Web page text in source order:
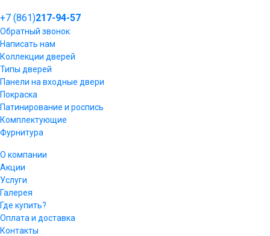
+7 (861)217-94-57
Обратный звонок
Написать нам
Коллекции дверей
Типы дверей
Панели на входные двери
Покраска
Патинирование и роспись
Комплектующие
Фурнитура
О компании
Акции
Услуги
Галерея
Где купить?
Оплата и доставка
Контакты